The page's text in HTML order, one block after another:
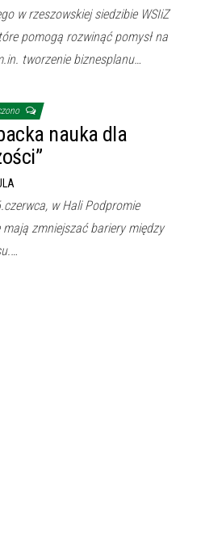
w rzeszowskiej siedzibie WSIiZ
pomogą rozwinąć pomysł na
tworzenie biznesplanu…
nauka dla
w Hali Podpromie
zmniejszać bariery między